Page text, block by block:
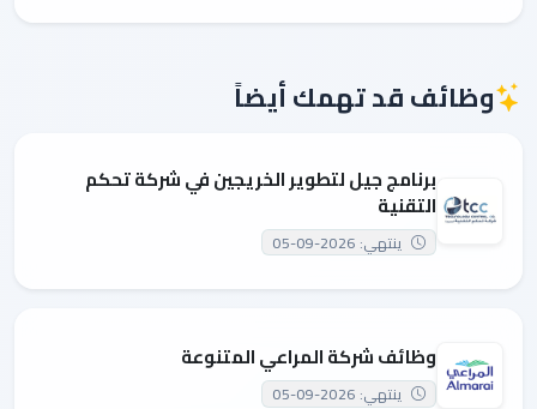
وظائف قد تهمك أيضاً
برنامج جيل لتطوير الخريجين في شركة تحكم
التقنية
ينتهي: 2026-09-05
وظائف شركة المراعي المتنوعة
ينتهي: 2026-09-05